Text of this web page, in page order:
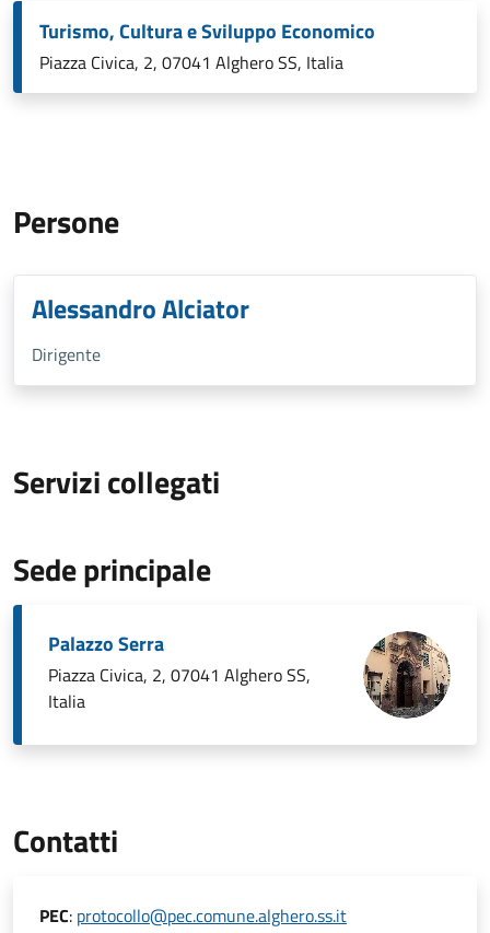
Turismo, Cultura e Sviluppo Economico
Piazza Civica, 2, 07041 Alghero SS, Italia
Persone
Alessandro Alciator
Dirigente
Servizi collegati
Sede principale
Palazzo Serra
Piazza Civica, 2, 07041 Alghero SS,
Italia
Contatti
PEC: protocollo@pec.comune.alghero.ss.it